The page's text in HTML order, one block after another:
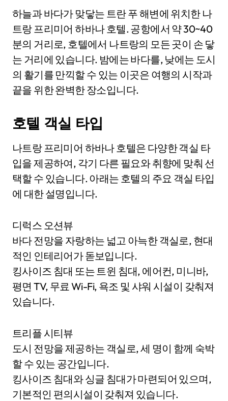
하늘과 바다가 맞닿는 트란 푸 해변에 위치한 나
트랑 프리미어 하바나 호텔. 공항에서 약 30~40
분의 거리로, 호텔에서 나트랑의 모든 곳이 손 닿
는 거리에 있습니다. 밤에는 바다를, 낮에는 도시
의 활기를 만끽할 수 있는 이곳은 여행의 시작과
끝을 위한 완벽한 장소입니다.
호텔 객실 타입
나트랑 프리미어 하바나 호텔은 다양한 객실 타
입을 제공하여, 각기 다른 필요와 취향에 맞춰 선
택할 수 있습니다. 아래는 호텔의 주요 객실 타입
에 대한 설명입니다.
디럭스 오션뷰
바다 전망을 자랑하는 넓고 아늑한 객실로, 현대
적인 인테리어가 돋보입니다.
킹사이즈 침대 또는 트윈 침대, 에어컨, 미니바,
평면 TV, 무료 Wi-Fi, 욕조 및 샤워 시설이 갖춰져
있습니다.
트리플 시티뷰
도시 전망을 제공하는 객실로, 세 명이 함께 숙박
할 수 있는 공간입니다.
킹사이즈 침대와 싱글 침대가 마련되어 있으며,
기본적인 편의시설이 갖춰져 있습니다.